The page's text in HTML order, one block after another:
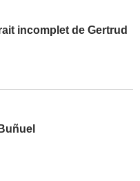
incomplet de Gertrud